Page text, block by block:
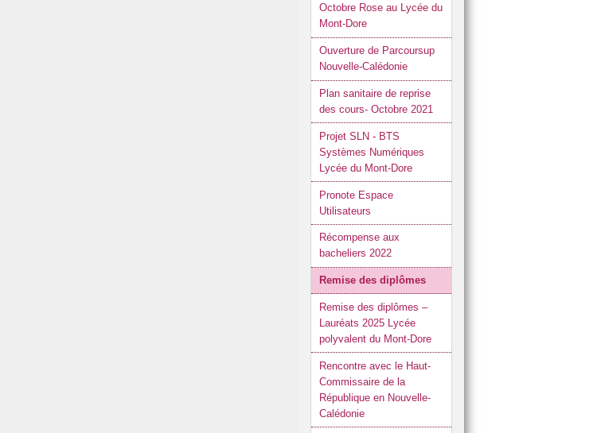
Octobre Rose au Lycée du
Mont-Dore
Ouverture de Parcoursup
Nouvelle-Calédonie
Plan sanitaire de reprise
des cours- Octobre 2021
Projet SLN - BTS
Systèmes Numériques
Lycée du Mont-Dore
Pronote Espace
Utilisateurs
Récompense aux
bacheliers 2022
Remise des diplômes
Remise des diplômes –
Lauréats 2025 Lycée
polyvalent du Mont-Dore
Rencontre avec le Haut-
Commissaire de la
République en Nouvelle-
Calédonie